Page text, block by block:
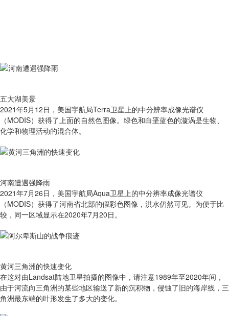
五大湖美景
2021年5月12日，美国宇航局Terra卫星上的中分辨率成像光谱仪
（MODIS）获得了上面的自然色图像。绿色和白垩蓝色的漩涡是生物、
化学和物理活动的混合体。
河南遭遇强降雨
2021年7月26日，美国宇航局Aqua卫星上的中分辨率成像光谱仪
（MODIS）获得了河南省北部的假彩色图像，洪水仍然可见。为便于比
较，同一区域显示在2020年7月20日。
黄河三角洲的快速变化
在这对由Landsat陆地卫星拍摄的图像中，请注意1989年至2020年间，
由于河流向三角洲的某些地区输送了新的沉积物，侵蚀了旧的海岸线，三
角洲最东端的叶形发生了多大的变化。